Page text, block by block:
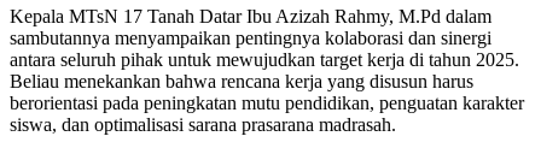
Kepala MTsN 17 Tanah Datar Ibu Azizah Rahmy, M.Pd dalam
sambutannya menyampaikan pentingnya kolaborasi dan sinergi
antara seluruh pihak untuk mewujudkan target kerja di tahun 2025.
Beliau menekankan bahwa rencana kerja yang disusun harus
berorientasi pada peningkatan mutu pendidikan, penguatan karakter
siswa, dan optimalisasi sarana prasarana madrasah.